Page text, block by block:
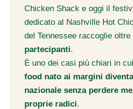
Chicken Shack e oggi il
dedicato al Nashville Hot
del Tennessee raccoglie oltre
partecipanti.
È uno dei casi più chiari in cui
food nato ai margini
nazionale senza perdere
proprie radici.